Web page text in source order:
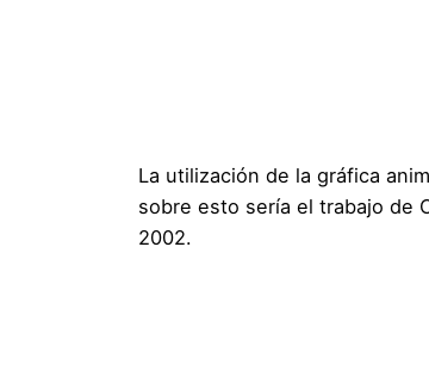
La utilización de la gráfica
sobre esto sería el trabajo de
2002.